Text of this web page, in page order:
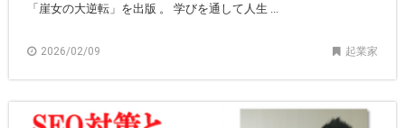
「崖女の大逆転」を出版 。 学びを通して人生 ...
2026/02/09 起業家